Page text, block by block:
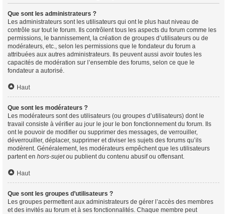
Que sont les administrateurs ?
Les administrateurs sont les utilisateurs qui ont le plus haut niveau de
contrôle sur tout le forum. Ils contrôlent tous les aspects du forum comme les
permissions, le bannissement, la création de groupes d’utilisateurs ou de
modérateurs, etc., selon les permissions que le fondateur du forum a
attribuées aux autres administrateurs. Ils peuvent aussi avoir toutes les
capacités de modération sur l’ensemble des forums, selon ce que le
fondateur a autorisé.
Haut
Que sont les modérateurs ?
Les modérateurs sont des utilisateurs (ou groupes d’utilisateurs) dont le
travail consiste à vérifier au jour le jour le bon fonctionnement du forum. Ils
ont le pouvoir de modifier ou supprimer des messages, de verrouiller,
déverrouiller, déplacer, supprimer et diviser les sujets des forums qu’ils
modèrent. Généralement, les modérateurs empêchent que les utilisateurs
partent en hors-sujetou publient du contenu abusif ou offensant.
Haut
Que sont les groupes d’utilisateurs ?
Les groupes permettent aux administrateurs de gérer l’accès des membres
et des invités au forum et à ses fonctionnalités. Chaque membre peut